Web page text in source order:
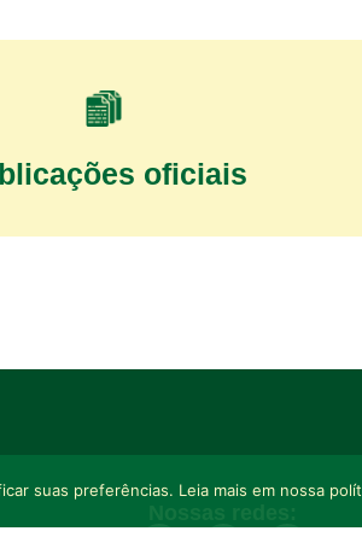
oficiais
suas preferências. Leia mais em nossa